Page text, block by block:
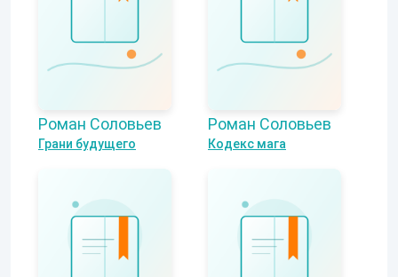
Роман Соловьев
Грани будущего
Роман Соловьев
Кодекс мага